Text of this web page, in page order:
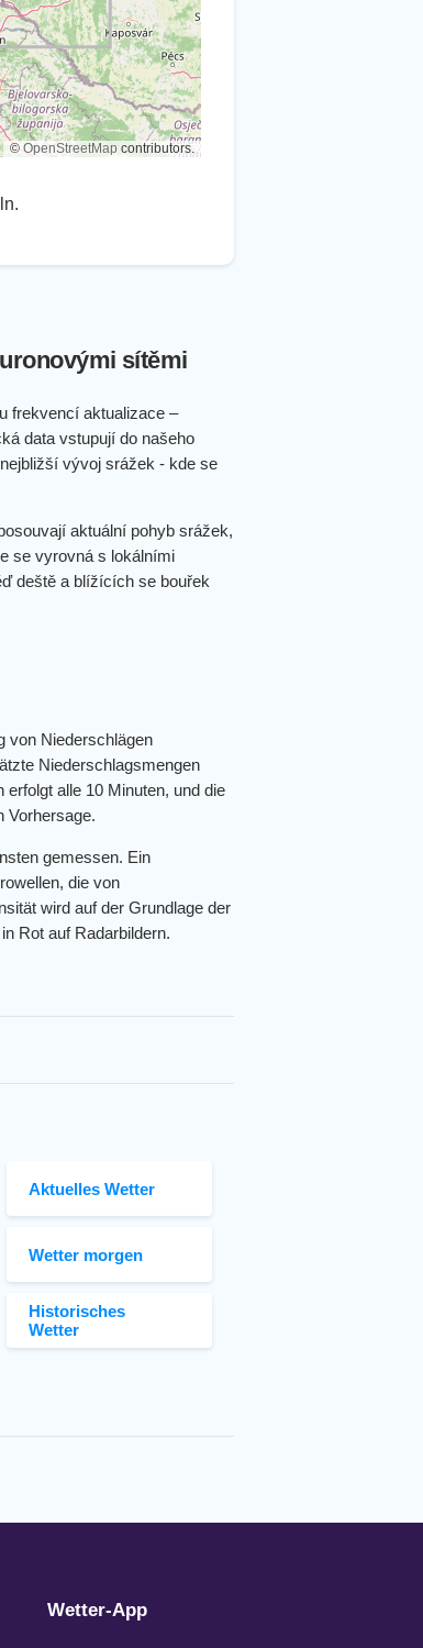
©OpenStreetMap contributors.
sítěmi
frekvencí aktualizace –
data vstupují do našeho
vývoj srážek - kde se
aktuální pohyb srážek,
se vyrovná s lokálními
deště a blížících se bouřek
von Niederschlägen
Niederschlagsmengen
alle 10 Minuten, und die
Vorhersage.
gemessen. Ein
die von
wird auf der Grundlage der
Rot auf Radarbildern.
Aktuelles Wetter
Wetter morgen
Historisches
Wetter
Wetter-App